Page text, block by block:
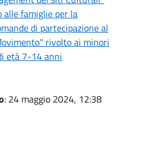
famiglie per la
di partecipazione al
rivolto ai minori
età 7-14 anni
: 24 maggio 2024, 12:38